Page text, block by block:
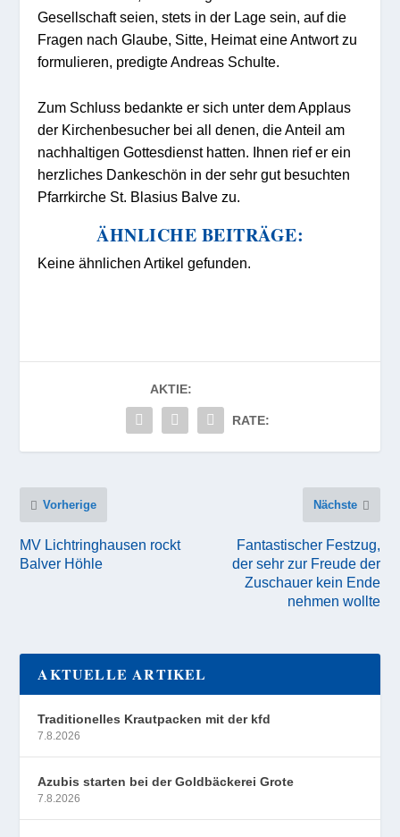
Gesellschaft seien, stets in der Lage sein, auf die
Fragen nach Glaube, Sitte, Heimat eine Antwort zu
formulieren, predigte Andreas Schulte.
Zum Schluss bedankte er sich unter dem Applaus
der Kirchenbesucher bei all denen, die Anteil am
nachhaltigen Gottesdienst hatten. Ihnen rief er ein
herzliches Dankeschön in der sehr gut besuchten
Pfarrkirche St. Blasius Balve zu.
ÄHNLICHE BEITRÄGE:
Keine ähnlichen Artikel gefunden.
AKTIE:
RATE:
Vorherige
MV Lichtringhausen rockt
Balver Höhle
Nächste
Fantastischer Festzug,
der sehr zur Freude der
Zuschauer kein Ende
nehmen wollte
AKTUELLE ARTIKEL
Traditionelles Krautpacken mit der kfd
7.8.2026
Azubis starten bei der Goldbäckerei Grote
7.8.2026